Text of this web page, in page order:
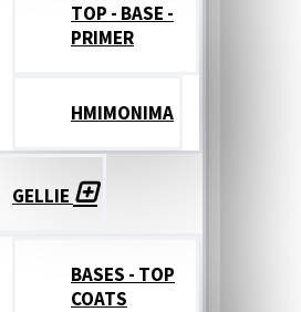
TOP - BASE -
PRIMER
ΗΜΙΜΟΝΙΜΑ
GELLIE
BASES - TOP
COATS